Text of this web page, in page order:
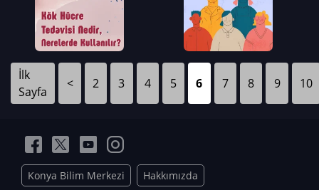
İlk
Sayfa
< 2 3 4 5 6 7 8 9 10
Konya Bilim Merkezi Hakkımızda